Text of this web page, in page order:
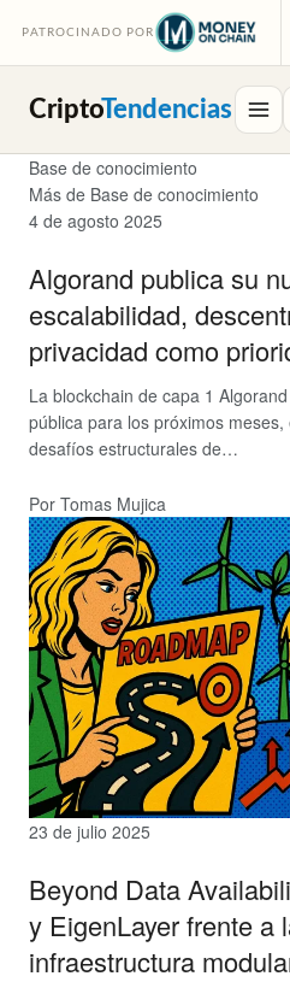
PATROCINADO POR
CriptoTendencias
Base de conocimiento
Más de Base de conocimiento
4 de agosto 2025
Algorand publica su
escalabilidad,
privacidad como
La blockchain de capa 1
pública para los próximos
desafíos estructurales de…
Por Tomas Mujica
23 de julio 2025
Beyond Data
y EigenLayer frente a
infraestructura